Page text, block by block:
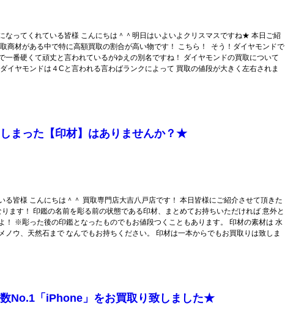
ってくれている皆様 こんにちは＾＾明日はいよいよクリスマスですね★ 本日ご紹
商材がある中で特に高額買取の割合が高い物です！ こちら！ そう！ダイヤモンドで
番硬くて頑丈と言われているがゆえの別名ですね！ ダイヤモンドの買取について
イヤモンドは４Cと言われる言わばランクによって 買取の値段が大きく左右されま
まった【印材】はありませんか？★
る皆様 こんにちは＾＾ 買取専門店大吉八戸店です！ 本日皆様にご紹介させて頂きた
ます！ 印鑑の名前を彫る前の状態である印材、まとめてお持ちいただければ 意外と
！ ※彫った後の印鑑となったものでもお値段つくこともあります。 印材の素材は 水
ノウ、天然石まで なんでもお持ちください。 印材は一本からでもお買取りは致しま
No.1「iPhone」をお買取り致しました★